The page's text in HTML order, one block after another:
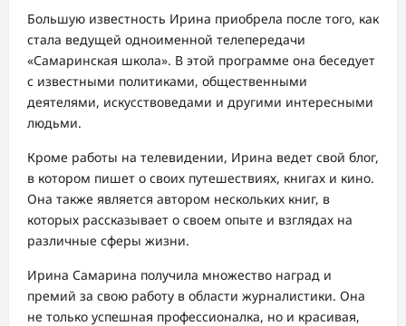
Большую известность Ирина приобрела после того, как
стала ведущей одноименной телепередачи
«Самаринская школа». В этой программе она беседует
с известными политиками, общественными
деятелями, искусствоведами и другими интересными
людьми.
Кроме работы на телевидении, Ирина ведет свой блог,
в котором пишет о своих путешествиях, книгах и кино.
Она также является автором нескольких книг, в
которых рассказывает о своем опыте и взглядах на
различные сферы жизни.
Ирина Самарина получила множество наград и
премий за свою работу в области журналистики. Она
не только успешная профессионалка, но и красивая,